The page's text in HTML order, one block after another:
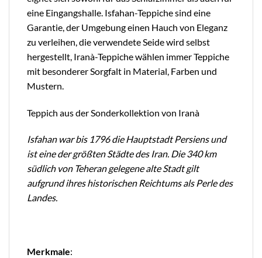
eine Eingangshalle. Isfahan-Teppiche sind eine
Garantie, der Umgebung einen Hauch von Eleganz
zu verleihen, die verwendete Seide wird selbst
hergestellt, Iranà-Teppiche wählen immer Teppiche
mit besonderer Sorgfalt in Material, Farben und
Mustern.
Teppich aus der Sonderkollektion von Iranà
Isfahan war bis 1796 die Hauptstadt Persiens und
ist eine der größten Städte des Iran. Die 340 km
südlich von Teheran gelegene alte Stadt gilt
aufgrund ihres historischen Reichtums als Perle des
Landes.
Merkmale: